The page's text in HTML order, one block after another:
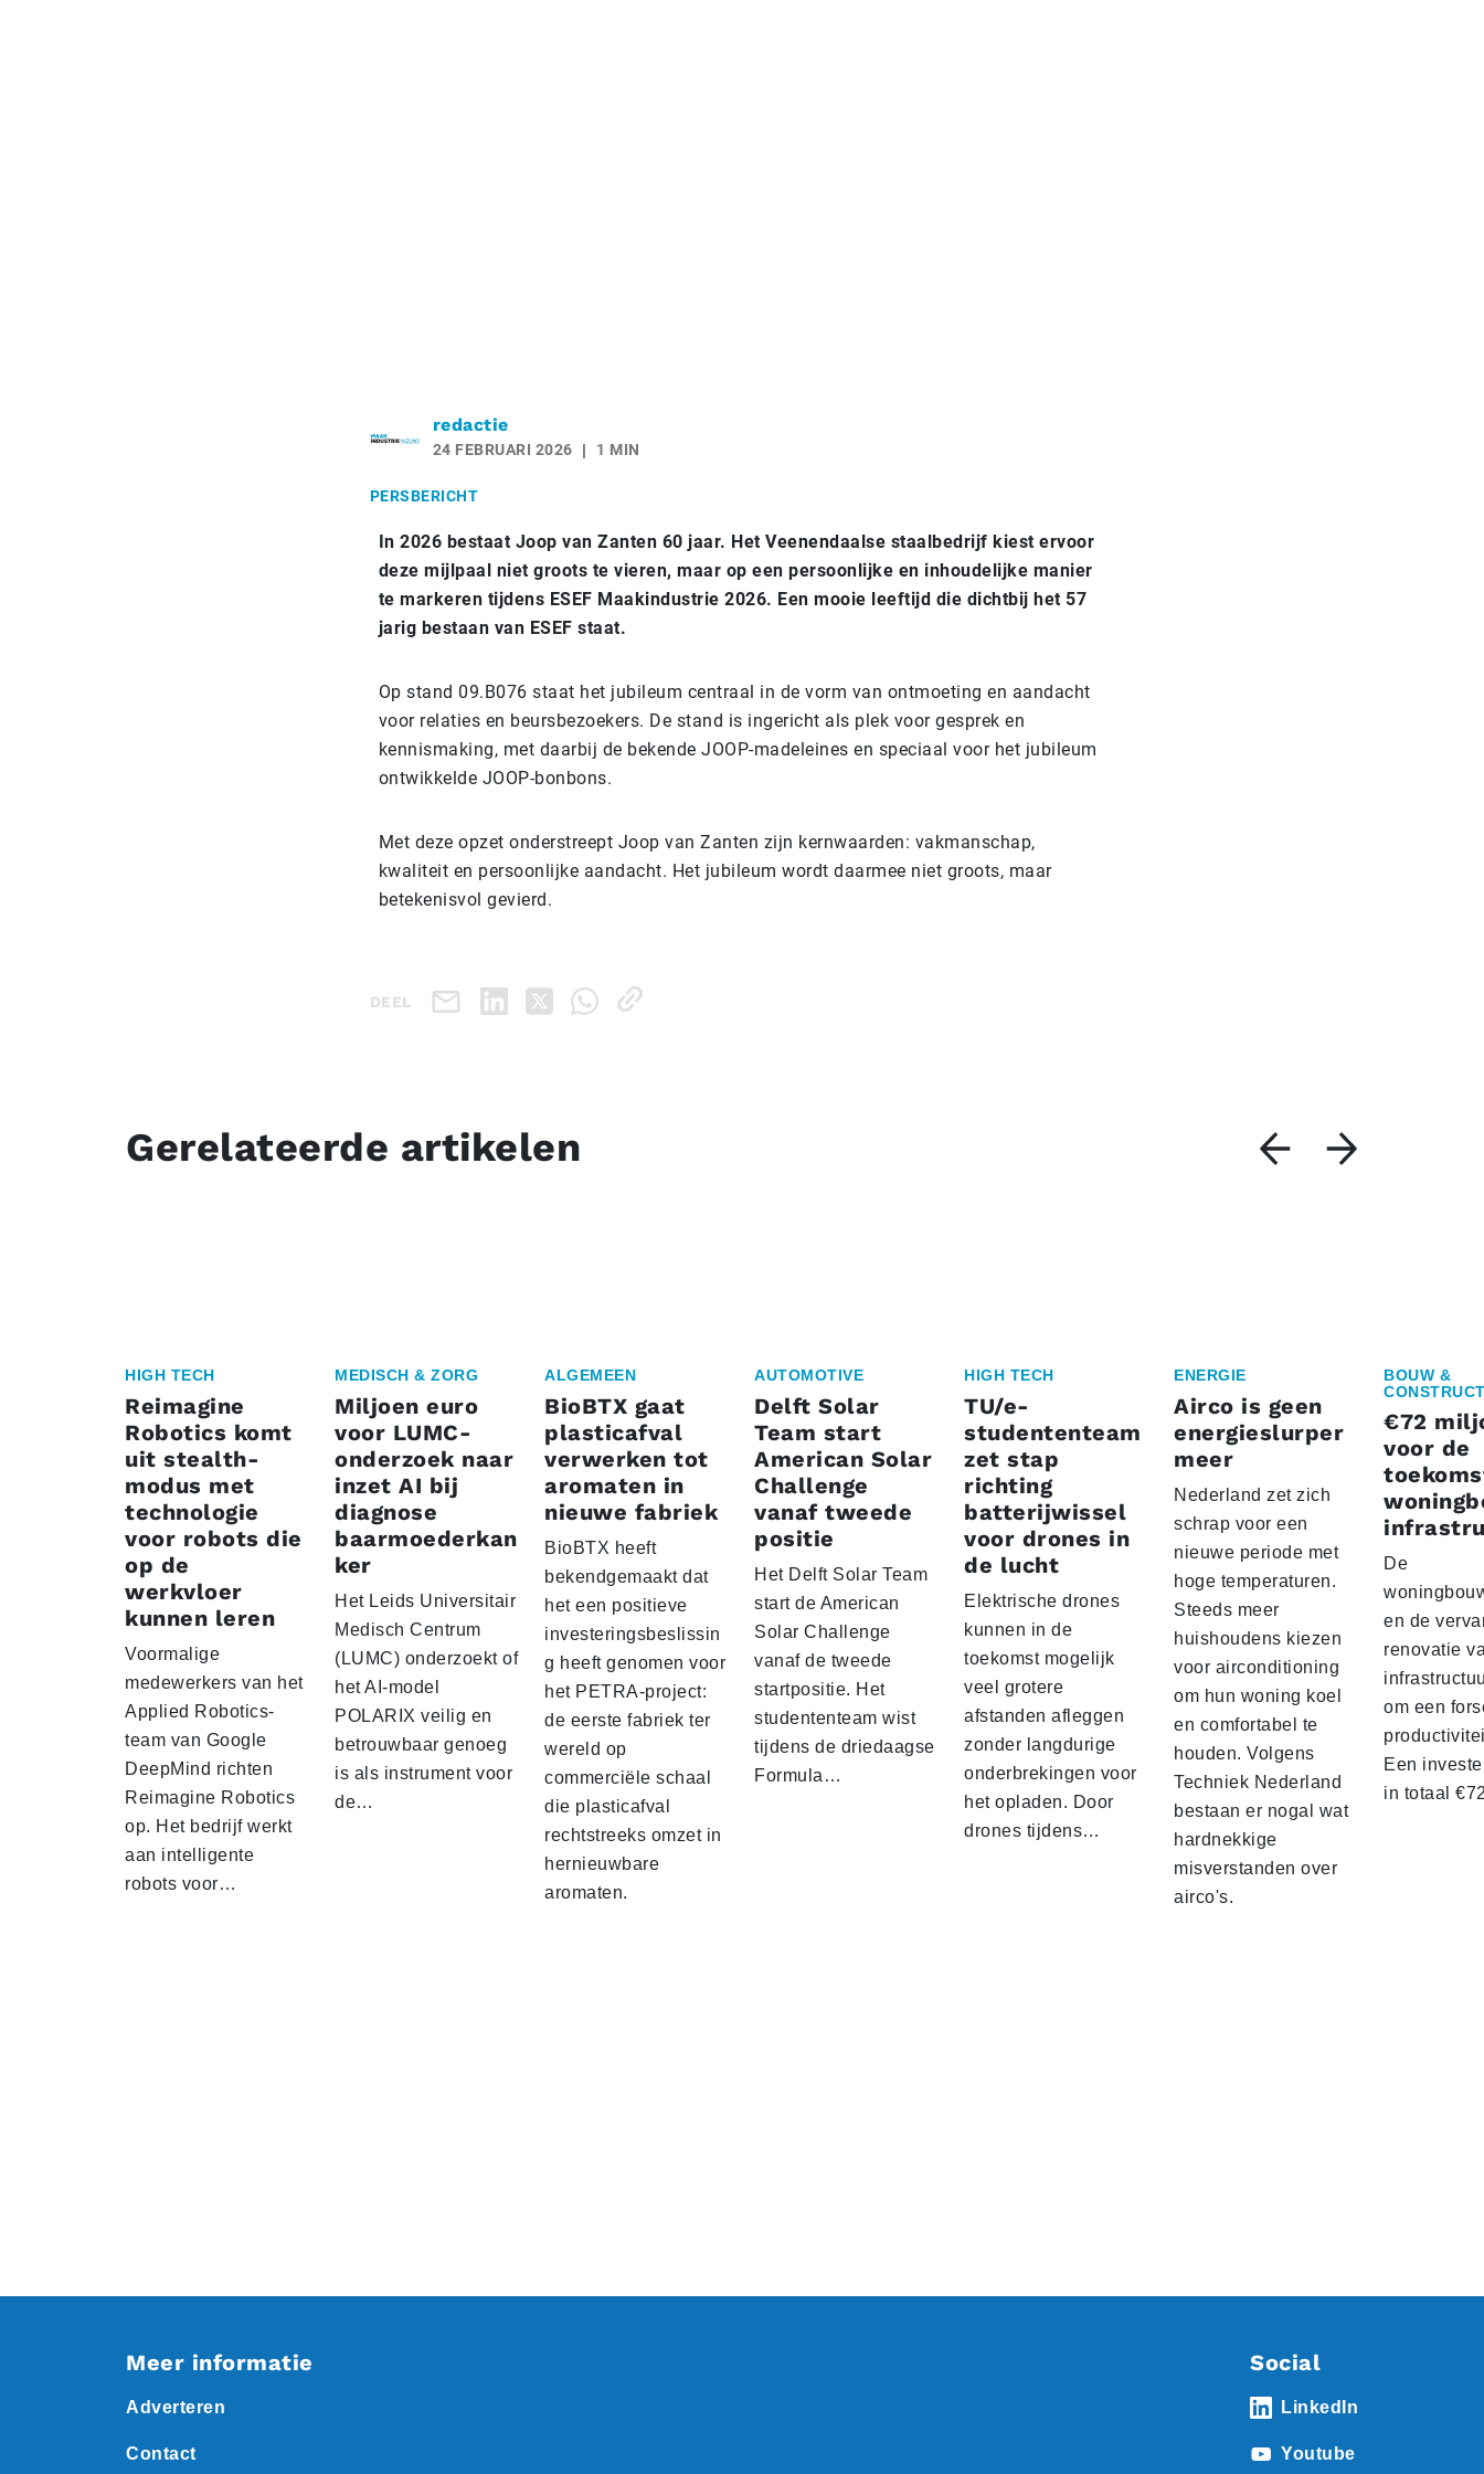
redactie
24 FEBRUARI 2026 1 MIN
PERSBERICHT
In 2026 bestaat Joop van Zanten 60 jaar. Het Veenendaalse staalbedrijf kiest ervoor
deze mijlpaal niet groots te vieren, maar op een persoonlijke en inhoudelijke manier
te markeren tijdens ESEF Maakindustrie 2026. Een mooie leeftijd die dichtbij het 57
jarig bestaan van ESEF staat.
Op stand 09.B076 staat het jubileum centraal in de vorm van ontmoeting en aandacht
voor relaties en beursbezoekers. De stand is ingericht als plek voor gesprek en
kennismaking, met daarbij de bekende JOOP-madeleines en speciaal voor het jubileum
ontwikkelde JOOP-bonbons.
Met deze opzet onderstreept Joop van Zanten zijn kernwaarden: vakmanschap,
kwaliteit en persoonlijke aandacht. Het jubileum wordt daarmee niet groots, maar
betekenisvol gevierd.
DEEL
Gerelateerde artikelen
HIGH TECH
Reimagine
Robotics komt
uit stealth-
modus met
technologie
voor robots die
op de
werkvloer
kunnen leren
Voormalige
medewerkers van het
Applied Robotics-
team van Google
DeepMind richten
Reimagine Robotics
op. Het bedrijf werkt
aan intelligente
robots voor…
MEDISCH & ZORG
Miljoen euro
voor LUMC-
onderzoek naar
inzet AI bij
diagnose
baarmoederkan
ker
Het Leids Universitair
Medisch Centrum
(LUMC) onderzoekt of
het AI-model
POLARIX veilig en
betrouwbaar genoeg
is als instrument voor
de…
ALGEMEEN
BioBTX gaat
plasticafval
verwerken tot
aromaten in
nieuwe fabriek
BioBTX heeft
bekendgemaakt dat
het een positieve
investeringsbeslissin
g heeft genomen voor
het PETRA-project:
de eerste fabriek ter
wereld op
commerciële schaal
die plasticafval
rechtstreeks omzet in
hernieuwbare
aromaten.
AUTOMOTIVE
Delft Solar
Team start
American Solar
Challenge
vanaf tweede
positie
Het Delft Solar Team
start de American
Solar Challenge
vanaf de tweede
startpositie. Het
studententeam wist
tijdens de driedaagse
Formula…
HIGH TECH
TU/e-
studententeam
zet stap
richting
batterijwissel
voor drones in
de lucht
Elektrische drones
kunnen in de
toekomst mogelijk
veel grotere
afstanden afleggen
zonder langdurige
onderbrekingen voor
het opladen. Door
drones tijdens…
ENERGIE
Airco is geen
energieslurper
meer
Nederland zet zich
schrap voor een
nieuwe periode met
hoge temperaturen.
Steeds meer
huishoudens kiezen
voor airconditioning
om hun woning koel
en comfortabel te
houden. Volgens
Techniek Nederland
bestaan er nogal wat
hardnekkige
misverstanden over
airco's.
BOUW &
€72
voor de
De
en de
renovatie
om een
Een
in totaal
Meer informatie
Adverteren
Contact
Social
LinkedIn
Youtube